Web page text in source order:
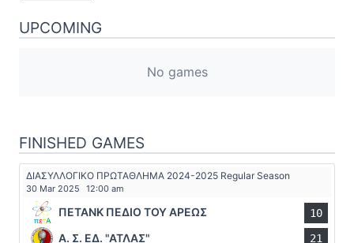
UPCOMING
No games
FINISHED GAMES
ΔΙΑΣΥΛΛΟΓΙΚΟ ΠΡΩΤΑΘΛΗΜΑ 2024-2025 Regular Season
30 Mar 2025 12:00 am
ΠΕΤΑΝΚ ΠΕΔΙΟ ΤΟΥ ΑΡΕΩΣ 10
Α. Σ. ΕΔ. "ΑΤΛΑΣ" 21